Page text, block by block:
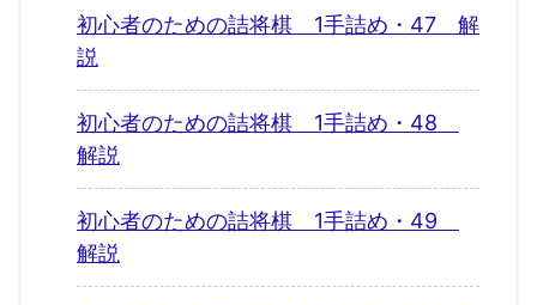
初心者のための詰将棋 1手詰め・47 解
説
初心者のための詰将棋 1手詰め・48
解説
初心者のための詰将棋 1手詰め・49
解説